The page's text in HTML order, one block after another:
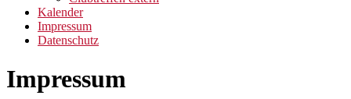
Kalender
Impressum
Datenschutz
Impressum